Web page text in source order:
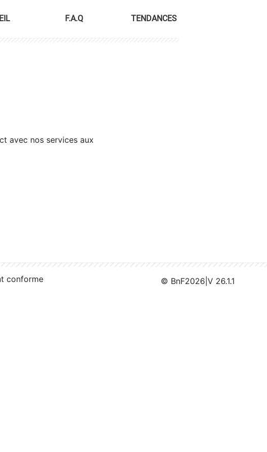
F.A.Q TENDANCES
avec nos services aux
conforme © BnF2026 V 26.1.1